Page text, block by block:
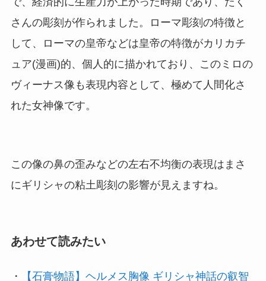
さんの彫刻が作られました。ローマ彫刻の特徴と
して、ローマの皇帝などは皇帝の特徴がカリカチ
ュア(漫画)的、個人的に描かれており、このミロの
ヴィーナス像も表現内容として、極めて人間化さ
れた女神像です。
この像の鼻の歪みなどの左右不均衡の表現はまさ
にギリシャの粘土彫刻の影響が見えますね。
あわせて読みたい
・
【石膏物語】ヘルメス胸像 ギリシャ神話の叡智